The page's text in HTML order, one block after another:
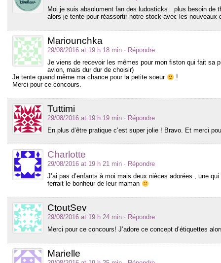
Moi je suis absolument fan des ludosticks…plus besoin de
alors je tente pour réassortir notre stock avec les nouveaux
Mariounchka
29/08/2016 at 19 h 18 min · Répondre
Je viens de recevoir les mêmes pour mon fiston qui fait sa
avion, mais dur dur de choisir)
Je tente quand même ma chance pour la petite soeur
!
Merci pour ce concours.
Tuttimi
29/08/2016 at 19 h 19 min · Répondre
En plus d’être pratique c’est super jolie ! Bravo. Et merci
Charlotte
29/08/2016 at 19 h 21 min · Répondre
J’ai pas d’enfants à moi mais deux nièces adorées , une
ferrait le bonheur de leur maman
CtoutSev
29/08/2016 at 19 h 24 min · Répondre
Merci pour ce concours! J’adore ce concept d’étiquettes
Marielle